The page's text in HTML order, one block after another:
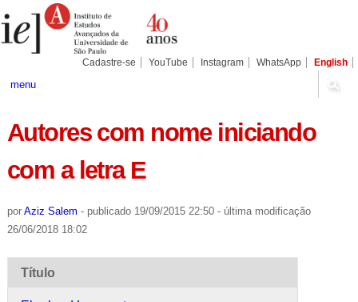
para
conteúdo.
Pessoais
Cadastre-se YouTube Instagram WhatsApp English
menu
Autores com nome iniciando
com a letra E
por Aziz Salem - publicado19/09/2015 22:50 - última modificação
26/06/2018 18:02
Título